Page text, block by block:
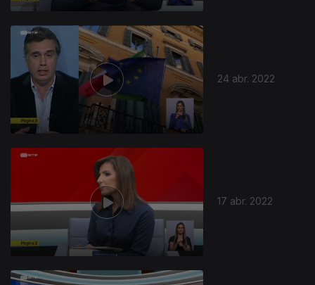
24 abr. 2022
17 abr. 2022
608556